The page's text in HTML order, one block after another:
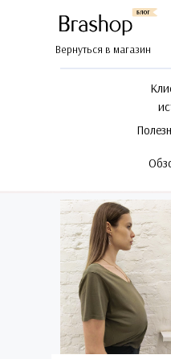
Вернуться в магазин